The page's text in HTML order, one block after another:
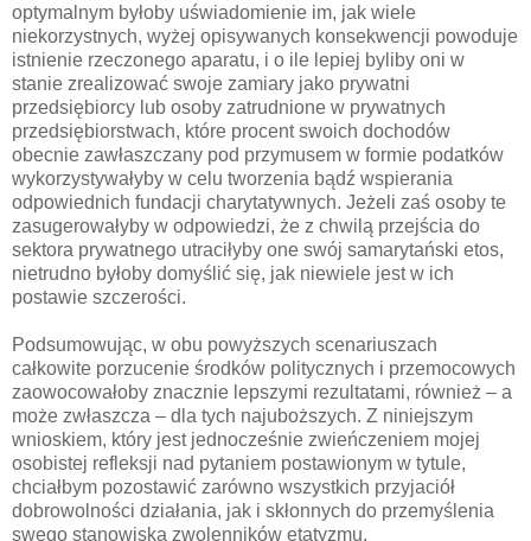
optymalnym byłoby uświadomienie im, jak wiele
niekorzystnych, wyżej opisywanych konsekwencji powoduje
istnienie rzeczonego aparatu, i o ile lepiej byliby oni w
stanie zrealizować swoje zamiary jako prywatni
przedsiębiorcy lub osoby zatrudnione w prywatnych
przedsiębiorstwach, które procent swoich dochodów
obecnie zawłaszczany pod przymusem w formie podatków
wykorzystywałyby w celu tworzenia bądź wspierania
odpowiednich fundacji charytatywnych. Jeżeli zaś osoby te
zasugerowałyby w odpowiedzi, że z chwilą przejścia do
sektora prywatnego utraciłyby one swój samarytański etos,
nietrudno byłoby domyślić się, jak niewiele jest w ich
postawie szczerości.
Podsumowując, w obu powyższych scenariuszach
całkowite porzucenie środków politycznych i przemocowych
zaowocowałoby znacznie lepszymi rezultatami, również – a
może zwłaszcza – dla tych najuboższych. Z niniejszym
wnioskiem, który jest jednocześnie zwieńczeniem mojej
osobistej refleksji nad pytaniem postawionym w tytule,
chciałbym pozostawić zarówno wszystkich przyjaciół
dobrowolności działania, jak i skłonnych do przemyślenia
swego stanowiska zwolenników etatyzmu.